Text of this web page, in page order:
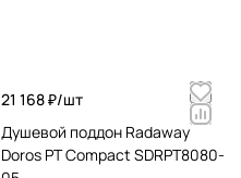
21 168 ₽/шт
Душевой поддон Radaway
Doros PT Compact SDRPT8080-